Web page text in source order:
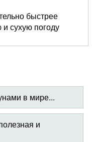
быстрее
сухую погоду
в мире...
и